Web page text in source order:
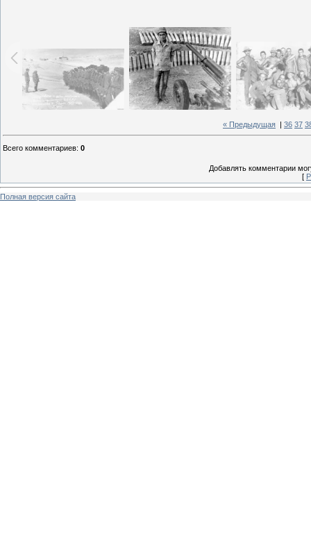
« Предыдущая 36 37
Всего комментариев: 0
Добавлять комментарии
[
Полная версия сайта